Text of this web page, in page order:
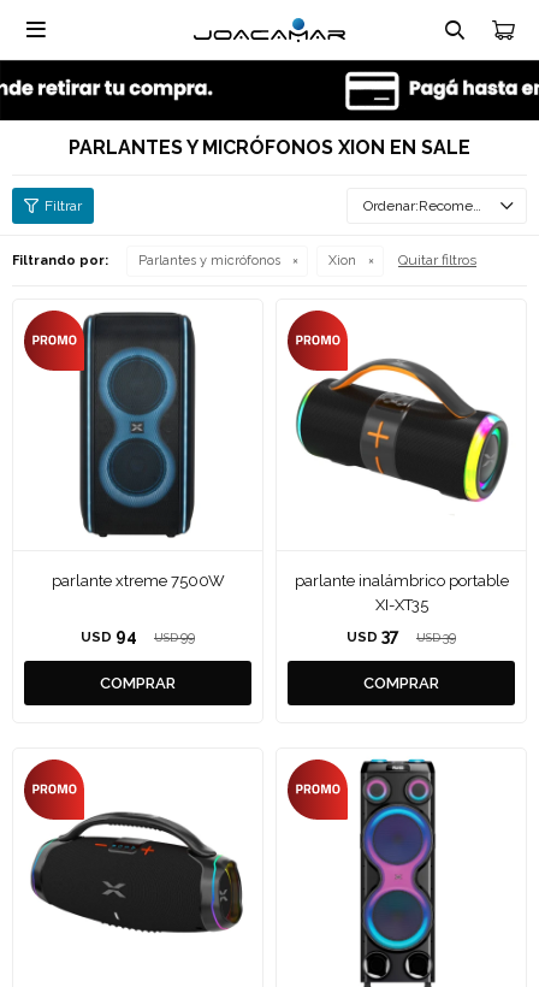

PARLANTES Y MICRÓFONOS XION EN SALE
Recomendados
Filtrando por: Parlantes y micrófonos Xion Quitar filtros
parlante xtreme 7500W
USD 94 USD 99
parlante inalámbrico portable
XI-XT35
USD 37 USD 39